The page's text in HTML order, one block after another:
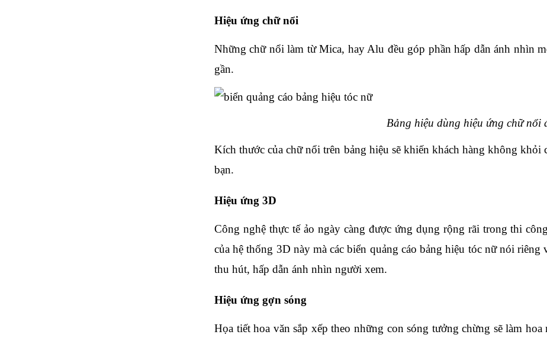
Hiệu ứng chữ nổi
Những chữ nổi làm từ Mica, hay Alu đều góp phần hấp dẫn ánh nhìn
gần.
Bảng hiệu dùng hiệu ứng chữ nổi
Kích thước của chữ nổi trên bảng hiệu sẽ khiến khách hàng không
bạn.
Hiệu ứng 3D
Công nghệ thực tế ảo ngày càng được ứng dụng rộng rãi trong thi
của hệ thống 3D này mà các biển quảng cáo bảng hiệu tóc nữ nói
thu hút, hấp dẫn ánh nhìn người xem.
Hiệu ứng gợn sóng
Họa tiết hoa văn sắp xếp theo những con sóng tưởng chừng sẽ làm